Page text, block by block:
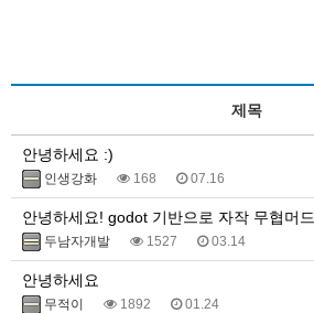
제목
안녕하세요 :)
인생강화 168 07.16
안녕하세요! godot 기반으로 자작 무협머
두남자개발 1527 03.14
안녕하세요
무적이 1892 01.24